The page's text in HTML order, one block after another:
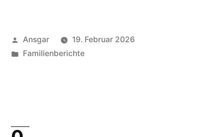
Veröffentlicht
von
Ansgar
19. Februar 2026
Veröffentlicht
Familienberichte